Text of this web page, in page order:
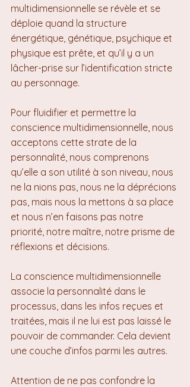
multidimensionnelle se révèle et se
déploie quand la structure
énergétique, génétique, psychique et
physique est prête, et qu’il y a un
lâcher-prise sur l’identification stricte
au personnage.
Pour fluidifier et permettre la
conscience multidimensionnelle, nous
acceptons cette strate de la
personnalité, nous comprenons
qu’elle a son utilité à son niveau, nous
ne la nions pas, nous ne la déprécions
pas, mais nous la mettons à sa place
et nous n’en faisons pas notre
priorité, notre maître, notre prisme de
réflexions et décisions.
La conscience multidimensionnelle
associe la personnalité dans le
processus, dans les infos reçues et
traitées, mais il ne lui est pas laissé le
pouvoir de commander. Cela devient
une couche d’infos parmi les autres.
Attention de ne pas confondre la